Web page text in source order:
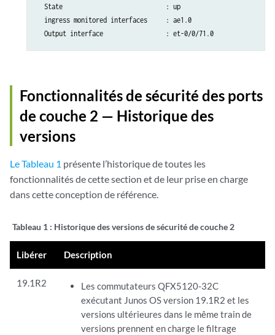
  State                            : up
  ingress monitored interfaces     : ae1.0
Fonctionnalités de sécurité des ports
de couche 2 — Historique des
versions
Le Tableau 1 présente l’historique de toutes les
fonctionnalités de cette section et de leur prise en charge
dans cette conception de référence.
Tableau 1 : Historique des versions de sécurité de couche 2
Libérer Description
19.1R2
Les commutateurs QFX5120-32C
exécutant Junos OS version 19.1R2 et les
versions ultérieures dans le même train de
versions prennent en charge le filtrage